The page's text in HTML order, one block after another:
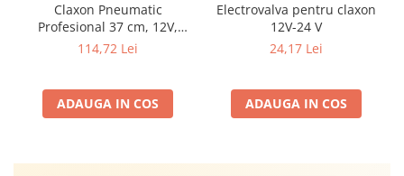
Claxon Pneumatic
Profesional 37 cm, 12V,
150dB, Tip Train Horn,
114,72 Lei
ADAUGA IN COS
Electrovalva pentru claxon
12V-24 V
24,17 Lei
ADAUGA IN COS